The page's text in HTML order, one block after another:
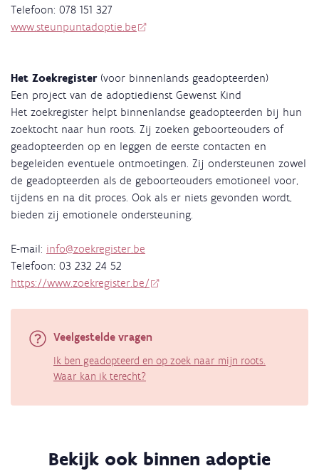
Telefoon: 078 151 327
www.steunpuntadoptie.be
Het Zoekregister(voor binnenlands geadopteerden)
Een project van de adoptiedienst Gewenst Kind
Het zoekregister helpt binnenlandse geadopteerden bij hun
zoektocht naar hun roots. Zij zoeken geboorteouders of
geadopteerden op en leggen de eerste contacten en
begeleiden eventuele ontmoetingen. Zij ondersteunen zowel
de geadopteerden als de geboorteouders emotioneel voor,
tijdens en na dit proces. Ook als er niets gevonden wordt,
bieden zij emotionele ondersteuning.
E-mail: info@zoekregister.be
Telefoon: 03 232 24 52
https://www.zoekregister.be/
Veelgestelde vragen
Ik ben geadopteerd en op zoek naar mijn roots.
Waar kan ik terecht?
Bekijk ook binnen adoptie